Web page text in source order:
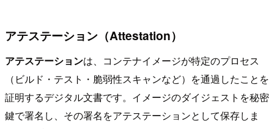
アテステーション（Attestation）
アテステーションは、コンテナイメージが特定のプロセス
（ビルド・テスト・脆弱性スキャンなど）を通過したことを
証明するデジタル文書です。イメージのダイジェストを秘密
鍵で署名し、その署名をアテステーションとして保存しま